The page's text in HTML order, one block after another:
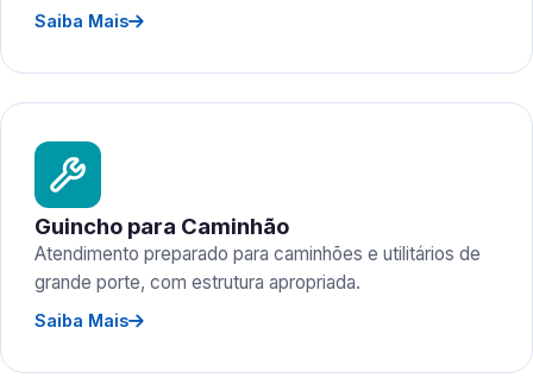
Saiba Mais
Guincho para Caminhão
Atendimento preparado para caminhões e utilitários de
grande porte, com estrutura apropriada.
Saiba Mais